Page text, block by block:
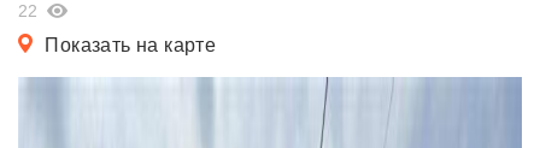
22
Показать на карте